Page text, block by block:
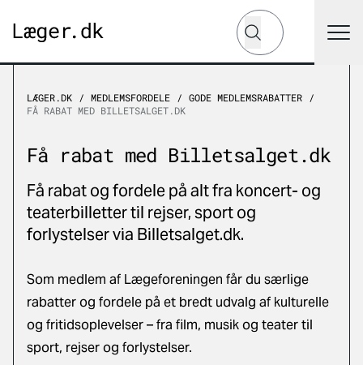
Hvad leder du efter?
Søg
LÆGER.DK MEDLEMSFORDELE
GODE MEDLEMSRABATTER
FÅ RABAT MED BILLETSALGET.DK
Få rabat med Billetsalget.dk
Få rabat og fordele på alt fra koncert- og
teaterbilletter til rejser, sport og
forlystelser via Billetsalget.dk.
Som medlem af Lægeforeningen får du særlige
rabatter og fordele på et bredt udvalg af kulturelle
og fritidsoplevelser – fra film, musik og teater til
sport, rejser og forlystelser.